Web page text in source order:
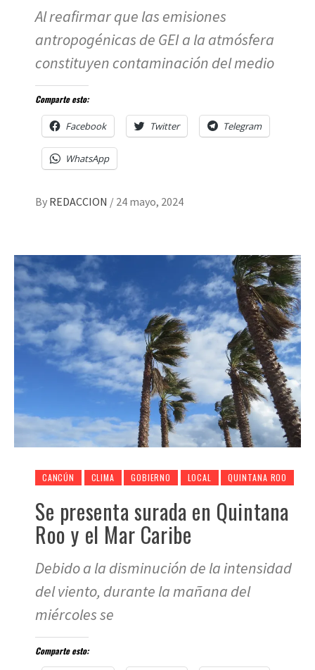
Al reafirmar que las emisiones
antropogénicas de GEI a la atmósfera
constituyen contaminación del medio
Comparte esto:
Facebook Twitter Telegram
WhatsApp
By REDACCION / 24 mayo, 2024
CANCÚN CLIMA GOBIERNO LOCAL QUINTANA ROO
Se presenta surada en Quintana
Roo y el Mar Caribe
Debido a la disminución de la intensidad
del viento, durante la mañana del
miércoles se
Comparte esto: